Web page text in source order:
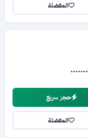
المفضلة
•••••••
حجز سريع
المفضلة